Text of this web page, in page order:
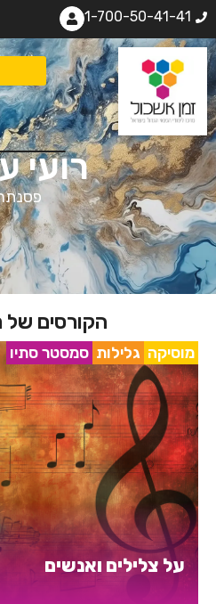
1-700-50-41-41
רועי
הקורסים של
מוסיקה גלילות סמסטר סתיו
על צלילים ואנשים